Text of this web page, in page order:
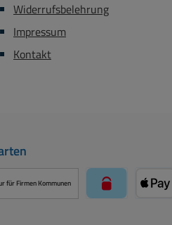
Widerrufsbelehrung
Impressum
Kontakt
für Firmen Kommunen